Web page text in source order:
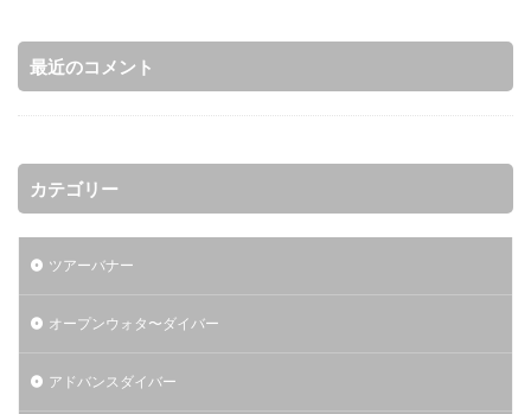
最近のコメント
カテゴリー
ツアーバナー
オープンウォタ〜ダイバー
アドバンスダイバー